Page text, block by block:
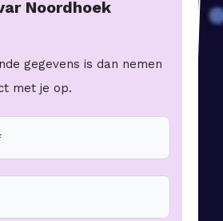
Noordhoek
gegevens is dan nemen
met je op.